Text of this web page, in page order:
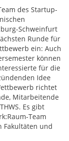
des Startup-
Schweinfurt
Runde für
ein: Auch
können
für die
Idee
richtet
Mitarbeitende
Es gibt
Team
Fakultäten und